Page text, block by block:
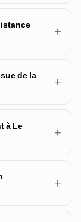
+
de la
+
à Le
+
+